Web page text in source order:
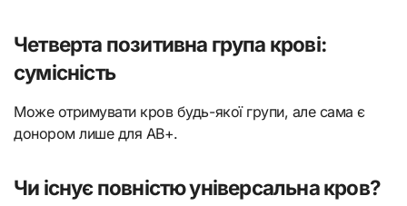
Четверта позитивна група крові:
сумісність
Може отримувати кров будь-якої групи, але сама є
донором лише для AB+.
Чи існує повністю універсальна кров?